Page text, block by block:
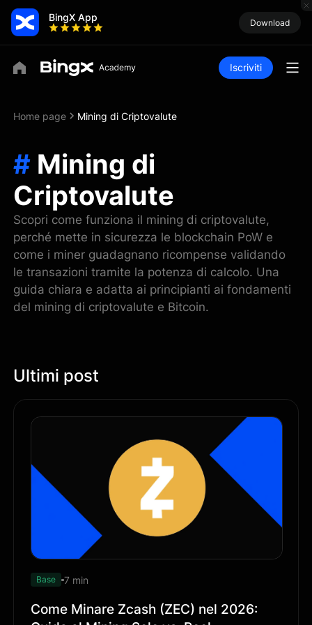
BingX App Download
Iscriviti
Home page Mining di Criptovalute
# Mining di
Criptovalute
Scopri come funziona il mining di criptovalute,
perché mette in sicurezza le blockchain PoW e
come i miner guadagnano ricompense validando
le transazioni tramite la potenza di calcolo. Una
guida chiara e adatta ai principianti ai fondamenti
del mining di criptovalute e Bitcoin.
Ultimi post
Base 7 min
Come Minare Zcash (ZEC) nel 2026: